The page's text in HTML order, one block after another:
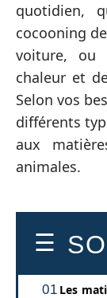
quotidien,
cocooning
voiture, ou
chaleur et
Selon vos
différents
aux
animales.
Les